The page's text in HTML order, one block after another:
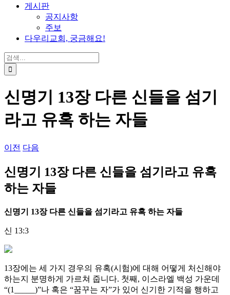
게시판
공지사항
주보
다우리교회, 궁금해요!
검
색
...
신명기 13장 다른 신들을 섬기
라고 유혹 하는 자들
이전 다음
신명기 13장 다른 신들을 섬기라고 유혹
하는 자들
신명기 13장 다른 신들을 섬기라고 유혹 하는 자들
신 13:3
13장에는 세 가지 경우의 유혹(시험)에 대해 어떻게 처신해야
하는지 분명하게 가르쳐 줍니다. 첫째, 이스라엘 백성 가운데
“(1_____)”나 혹은 “꿈꾸는 자”가 있어 신기한 기적을 행하고